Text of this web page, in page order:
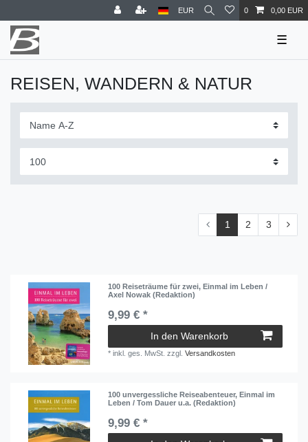
EUR 0 0,00 EUR
☰
REISEN, WANDERN & NATUR
1 2 3
100 Reiseträume für zwei, Einmal im Leben /
Axel Nowak (Redaktion)
9,99 € *
In den Warenkorb
*inkl. ges. MwSt. zzgl.Versandkosten
100 unvergessliche Reiseabenteuer, Einmal im
Leben / Tom Dauer u.a. (Redaktion)
9,99 € *